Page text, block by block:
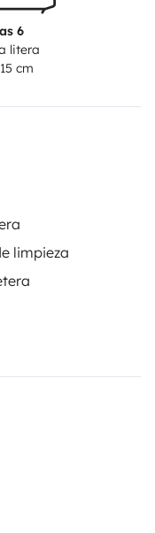
6
litera
cm
limpieza